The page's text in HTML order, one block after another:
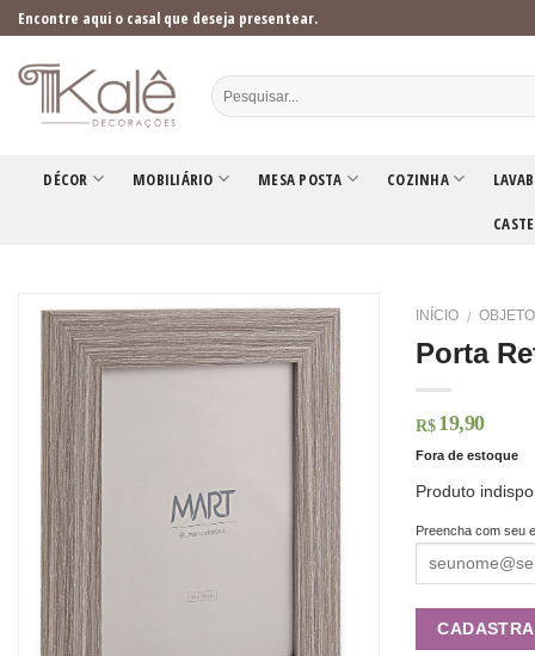
Skip
to
content
Encontre aqui o casal que deseja presentear.
DÉCOR MOBILIÁRIO MESA POSTA COZINHA
INÍCIO /
Porta
R$ 19,90
Fora de estoque
Produto
Preencha com seu